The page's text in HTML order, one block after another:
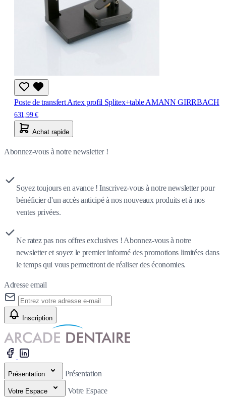
Poste de transfert Artex profil Splitex+table AMANN GIRRBACH
631,99 €
Achat rapide
Abonnez-vous à notre newsletter !
Soyez toujours en avance ! Inscrivez-vous à notre newsletter pour
bénéficier d'un accès anticipé à nos nouveaux produits et à nos
ventes privées.
Ne ratez pas nos offres exclusives ! Abonnez-vous à notre
newsletter et soyez le premier informé des promotions limitées dans
le temps qui vous permettront de réaliser des économies.
Adresse email
Inscription
Présentation Présentation
Votre Espace Votre Espace